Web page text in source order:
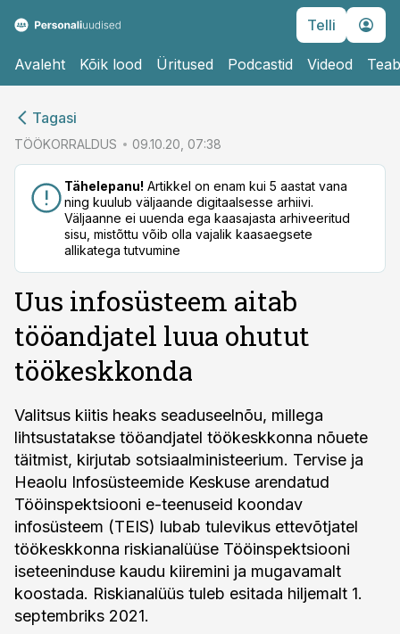
Telli
Avaleht Kõik lood Üritused Podcastid Videod
Tagasi
TÖÖKORRALDUS 09.10.20, 07:38
Tähelepanu! Artikkel on enam kui 5 aastat vana
ning kuulub väljaande digitaalsesse arhiivi.
Väljaanne ei uuenda ega kaasajasta arhiveeritud
sisu, mistõttu võib olla vajalik kaasaegsete
allikatega tutvumine
Uus infosüsteem aitab
tööandjatel luua ohutut
töökeskkonda
Valitsus kiitis heaks seaduseelnõu, millega
lihtsustatakse tööandjatel töökeskkonna nõuete
täitmist, kirjutab sotsiaalministeerium. Tervise ja
Heaolu Infosüsteemide Keskuse arendatud
Tööinspektsiooni e-teenuseid koondav
infosüsteem (TEIS) lubab tulevikus ettevõtjatel
töökeskkonna riskianalüüse Tööinspektsiooni
iseteeninduse kaudu kiiremini ja mugavamalt
koostada. Riskianalüüs tuleb esitada hiljemalt 1.
septembriks 2021.